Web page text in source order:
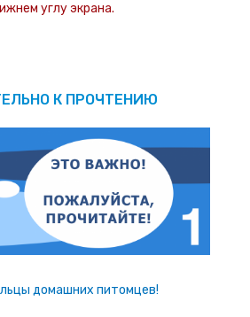
углу экрана.
К ПРОЧТЕНИЮ
домашних питомцев!